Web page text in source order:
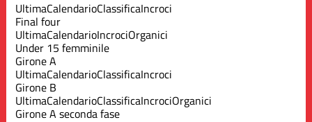
UltimaCalendarioClassificaIncroci
Final four
UltimaCalendarioIncrociOrganici
Under 15 femminile
Girone A
UltimaCalendarioClassificaIncroci
Girone B
UltimaCalendarioClassificaIncrociOrganici
Girone A seconda fase